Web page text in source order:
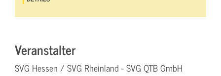
Veranstalter
SVG Hessen / SVG Rheinland - SVG QTB GmbH